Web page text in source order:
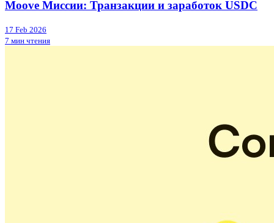
Moove Миссии: Транзакции и заработок USDC
17 Feb 2026
7 мин чтения